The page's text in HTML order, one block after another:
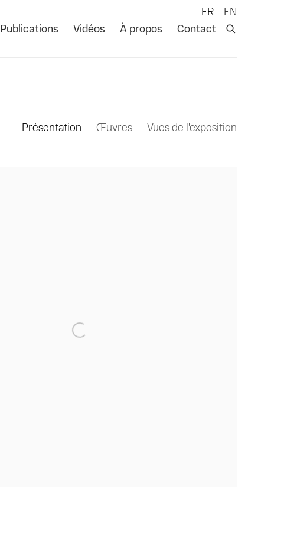
Publications Vidéos À propos Contact
FR EN
Présentation Œuvres Vues de l'exposition